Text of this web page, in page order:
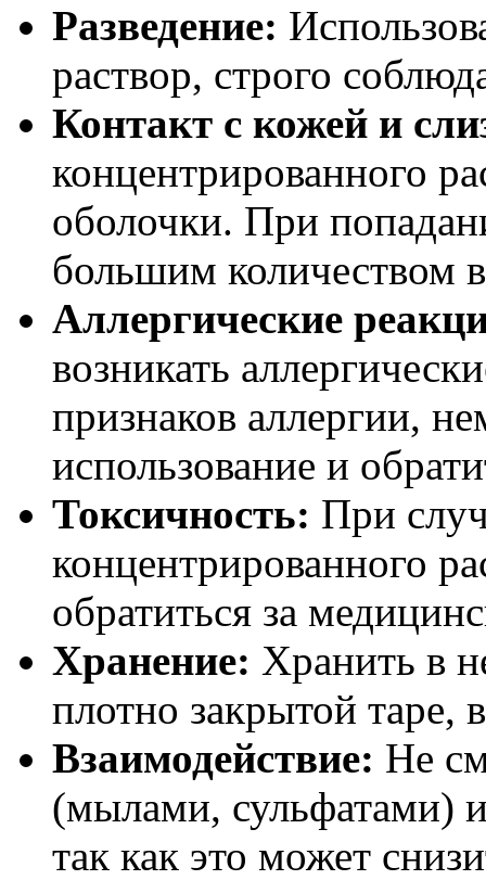
Разведение:
раствор, строго
Контакт с кожей и
концентрированного
оболочки. При
большим количеством
Аллергические
возникать
признаков аллергии,
использование и
Токсичность: При
концентрированного
обратиться за
Хранение: Хранить в
плотно закрытой таре,
Взаимодействие: Не
(мылами, сульфатами)
так как это может